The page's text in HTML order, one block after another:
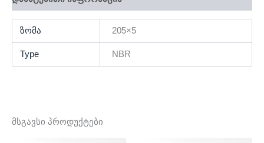
ზომა 205×5
Type NBR
მსგავსი პროდუქტები